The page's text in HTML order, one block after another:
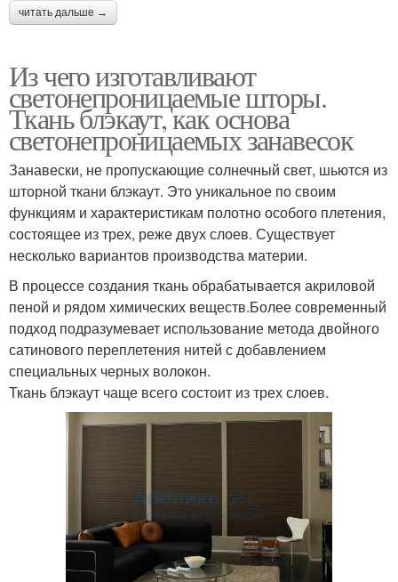
читать дальше →
Из чего изготавливают
светонепроницаемые шторы.
Ткань блэкаут, как основа
светонепроницаемых занавесок
Занавески, не пропускающие солнечный свет, шьются из
шторной ткани блэкаут. Это уникальное по своим
функциям и характеристикам полотно особого плетения,
состоящее из трех, реже двух слоев. Существует
несколько вариантов производства материи.
В процессе создания ткань обрабатывается акриловой
пеной и рядом химических веществ.Более современный
подход подразумевает использование метода двойного
сатинового переплетения нитей с добавлением
специальных черных волокон.
Ткань блэкаут чаще всего состоит из трех слоев.